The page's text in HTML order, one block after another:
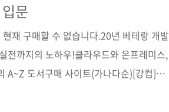
과 표를 실은 것은 물론이고, 책 전체가
문
재 구매할 수 없습니다.20년 베테랑 개발
전까지의 노하우!클라우드와 온프레미스,
A~Z 도서구매 사이트(가나다순)[강컴]
] [인터파크] 전자책 구매 사이트(가나다